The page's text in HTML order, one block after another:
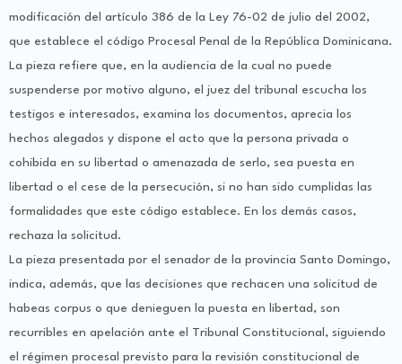
modificación del artículo 386 de la Ley 76-02 de julio del 2002,
que establece el código Procesal Penal de la República Dominicana.
La pieza refiere que, en la audiencia de la cual no puede
suspenderse por motivo alguno, el juez del tribunal escucha los
testigos e interesados, examina los documentos, aprecia los
hechos alegados y dispone el acto que la persona privada o
cohibida en su libertad o amenazada de serlo, sea puesta en
libertad o el cese de la persecución, si no han sido cumplidas las
formalidades que este código establece. En los demás casos,
rechaza la solicitud.
La pieza presentada por el senador de la provincia Santo Domingo,
indica, además, que las decisiones que rechacen una solicitud de
habeas corpus o que denieguen la puesta en libertad, son
recurribles en apelación ante el Tribunal Constitucional, siguiendo
el régimen procesal previsto para la revisión constitucional de